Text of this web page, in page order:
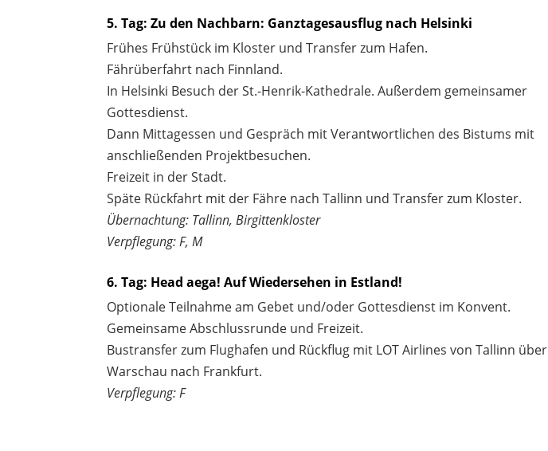
5. Tag: Zu den Nachbarn: Ganztagesausflug nach Helsinki
Frühes Frühstück im Kloster und Transfer zum Hafen.
Fährüberfahrt nach Finnland.
In Helsinki Besuch der St.-Henrik-Kathedrale. Außerdem gemeinsamer
Gottesdienst.
Dann Mittagessen und Gespräch mit Verantwortlichen des Bistums mit
anschließenden Projektbesuchen.
Freizeit in der Stadt.
Späte Rückfahrt mit der Fähre nach Tallinn und Transfer zum Kloster.
Übernachtung: Tallinn, Birgittenkloster
Verpflegung: F, M
6. Tag: Head aega! Auf Wiedersehen in Estland!
Optionale Teilnahme am Gebet und/oder Gottesdienst im Konvent.
Gemeinsame Abschlussrunde und Freizeit.
Bustransfer zum Flughafen und Rückflug mit LOT Airlines von Tallinn über
Warschau nach Frankfurt.
Verpflegung: F